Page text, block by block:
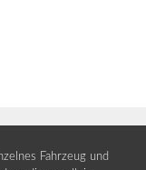
Fahrzeug und